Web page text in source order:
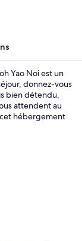
Yao Noi est un
donnez-vous
bien détendu,
attendent au
hébergement